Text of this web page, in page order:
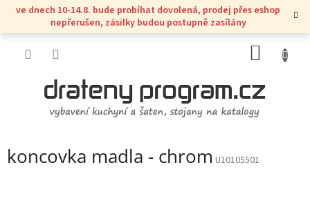
Přejít
obsah
ve dnech 10-14.8. bude probíhat dovolená, prodej přes eshop
nepřerušen, zásilky budou postupně zasílány
KOŠÍK
koncovka madla - chrom U10105501